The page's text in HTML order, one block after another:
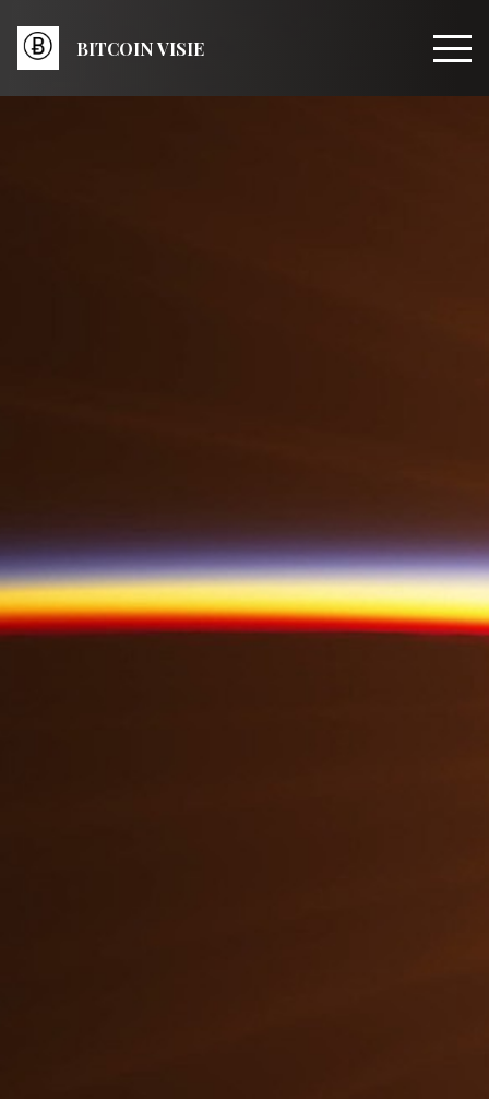
BITCOIN VISIE